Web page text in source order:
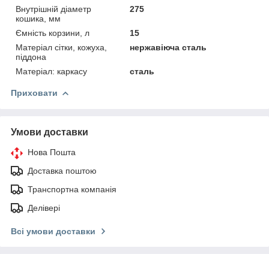
Внутрішній діаметр
кошика, мм
275
Ємність корзини, л
15
Матеріал сітки, кожуха,
піддона
нержавіюча сталь
Матеріал: каркасу сталь
Приховати
Умови доставки
Нова Пошта
Доставка поштою
Транспортна компанія
Делівері
Всі умови доставки